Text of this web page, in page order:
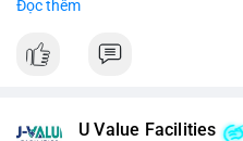
$btc#btc
#vlikevn #titanbot
Đọc thêm
U Value Facilities